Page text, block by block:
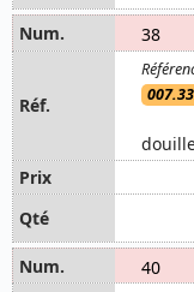
38
40